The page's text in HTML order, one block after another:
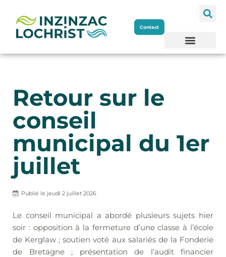
Aller
au
contenu
Contact
Retour sur le
conseil
municipal du 1er
juillet
Publié le jeudi 2 juillet 2026
Le conseil municipal a abordé plusieurs sujets hier
soir : opposition à la fermeture d’une classe à l’école
de Kerglaw ; soutien voté aux salariés de la Fonderie
de Bretagne ; présentation de l’audit financier